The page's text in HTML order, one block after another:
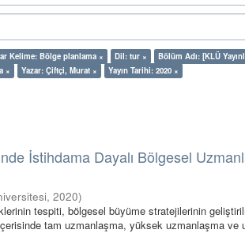
Kelime: Bölge planlama × Dil: tur × Bölüm Adı: [KLÜ
× Yazar: Çiftçi, Murat × Yayın Tarihi: 2020 ×
İstihdama Dayalı Bölgesel
,2020)
tespiti, bölgesel büyüme stratejilerinin
tam uzmanlaşma, yüksek uzmanlaşma ve